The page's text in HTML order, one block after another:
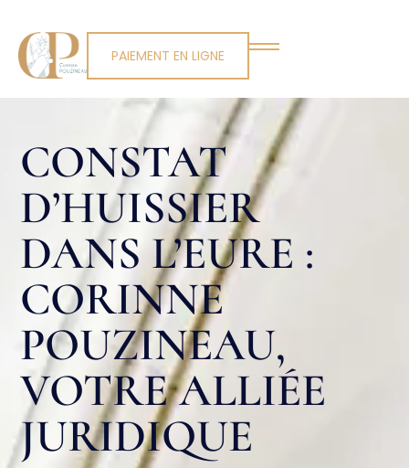
PAIEMENT EN LIGNE
CONSTAT
D’HUISSIER
DANS L’EURE :
CORINNE
POUZINEAU,
VOTRE ALLIÉE
JURIDIQUE